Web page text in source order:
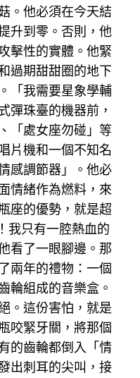
。他必須在今天結
升到零。否則，他
擊性的實體。他緊
過期甜甜圈的地下
「我需要星象學輔
彈珠臺的機器前，
「處女座勿碰」等
片機和一個不知名
感調節器」。他必
情緒作為燃料，來
座的優勢，就是超
我只有一腔熱血的
看了一眼腳邊。那
兩年的禮物：一個
輪組成的音樂盒。
。這份害怕，就是
咬緊牙關，將那個
的齒輪都倒入「情
出刺耳的尖叫，接